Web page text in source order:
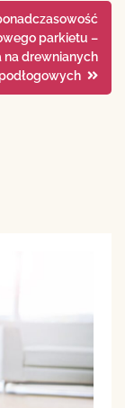
parkietu –
na drewnianych